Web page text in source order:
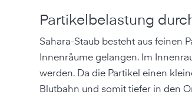
Partikelbelastung
Sahara-Staub besteht aus feinen
Innenräume gelangen. Im
werden. Da die Partikel einen
Blutbahn und somit tiefer in den